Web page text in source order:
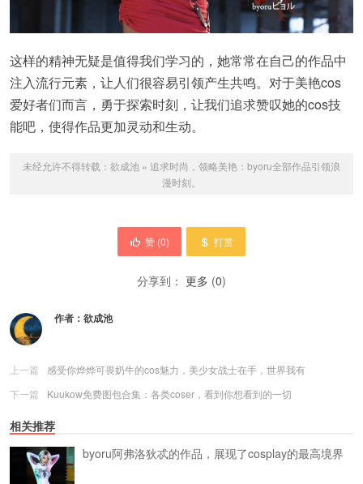
这样的精神无疑是值得我们学习的，她常常在自己的作品中
注入流行元素，让人们很容易引领产生共鸣。对于美艳cos
爱好者们而言，勇于探索时刻，让我们追求赞叹她的cos技
能吧，使得作品更加灵动和生动。
未经允许不得转载： 欲成池 » 追求时尚，领略美艳：byoru全部作品引领浪
漫时刻。
赞 (0) 打赏
分享到： 更多 (0)
作者： 欲成池
上一篇
感受你烨烨可畏奶牛的cos魅力，美少女战士在手，世界我有
下一篇
Kuukow免费图包合集：各类coser，看到你想看到的一切
相关推荐
byoru阿弗洛狄忒的作品，展现了cosplay的最高境界